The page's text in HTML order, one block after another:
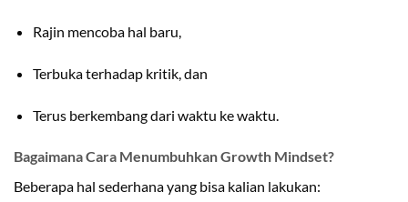
Rajin mencoba hal baru,
Terbuka terhadap kritik, dan
Terus berkembang dari waktu ke waktu.
Bagaimana Cara Menumbuhkan Growth Mindset?
Beberapa hal sederhana yang bisa kalian lakukan: